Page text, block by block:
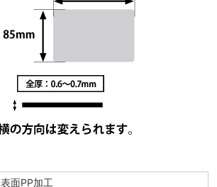
表面PP加工